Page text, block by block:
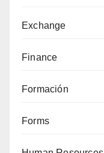
Exchange
Finance
Formación
Forms